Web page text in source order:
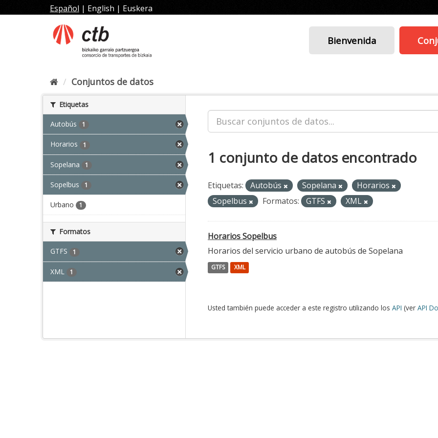
al
Español | English | Euskera
Bienvenida
Conjuntos de datos
Etiquetas
Autobús 1
Horarios 1
Sopelana 1
Sopelbus 1
Urbano 1
Formatos
GTFS 1
XML 1
1 conjunto de datos encontrado
Etiquetas: Autobús Sopelana
Horarios
Sopelbus
Formatos: GTFS XML
Horarios Sopelbus
Horarios del servicio urbano de autobús de Sopelana
GTFS XML
Usted también puede acceder a este registro utilizando los API (ver API